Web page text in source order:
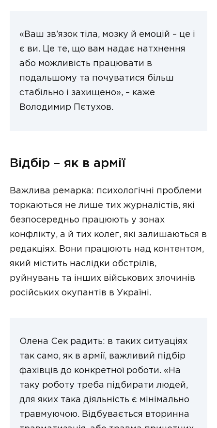
«Ваш зв’язок тіла, мозку й емоцій – це і
є ви. Це те, що вам надає натхнення
або можливість працювати в
подальшому та почуватися більш
стабільно і захищено», – каже
Володимир Пєтухов.
Відбір – як в армії
Важлива ремарка: психологічні проблеми
торкаються не лише тих журналістів, які
безпосередньо працюють у зонах
конфлікту, а й тих колег, які залишаються в
редакціях. Вони працюють над контентом,
який містить наслідки обстрілів,
руйнувань та інших військових злочинів
російських окупантів в Україні.
Олена Сек радить: в таких ситуаціях
так само, як в армії, важливий підбір
фахівців до конкретної роботи. «На
таку роботу треба підбирати людей,
для яких така діяльність є мінімально
травмуючою. Відбувається вторинна